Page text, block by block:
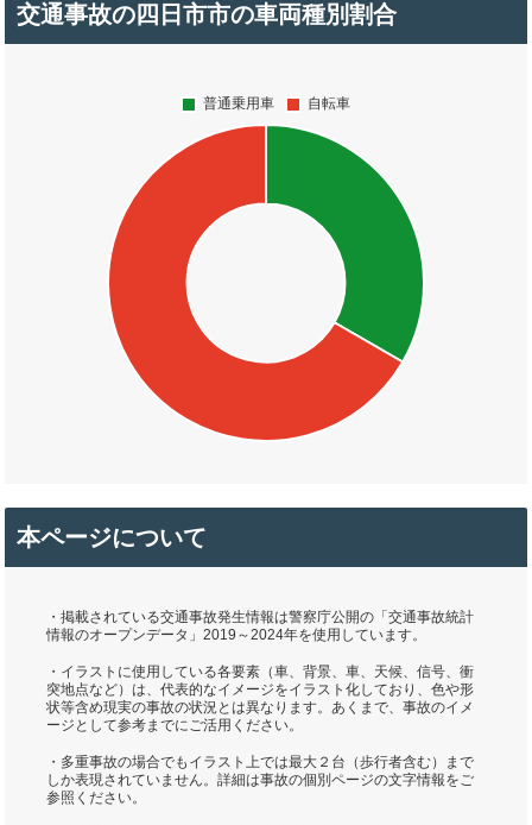
交通事故の四日市市の車両種別割合
本ページについて
・掲載されている交通事故発生情報は警察庁公開の「交通事故統計
情報のオープンデータ」2019～2024年を使用しています。
・イラストに使用している各要素（車、背景、車、天候、信号、衝
突地点など）は、代表的なイメージをイラスト化しており、色や形
状等含め現実の事故の状況とは異なります。あくまで、事故のイメ
ージとして参考までにご活用ください。
・多重事故の場合でもイラスト上では最大２台（歩行者含む）まで
しか表現されていません。詳細は事故の個別ページの文字情報をご
参照ください。